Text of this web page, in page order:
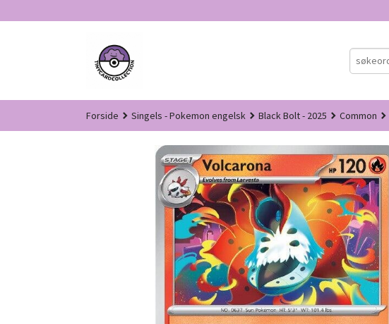
til
Forside Singels - Pokemon engelsk Black Bolt - 2025 Common